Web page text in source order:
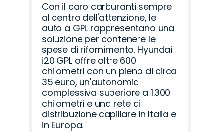
Con il caro carburanti sempre
al centro dell'attenzione, le
auto a GPL rappresentano una
soluzione per contenere le
spese di rifornimento. Hyundai
i20 GPL offre oltre 600
chilometri con un pieno di circa
35 euro, un'autonomia
complessiva superiore a 1.300
chilometri e una rete di
distribuzione capillare in Italia e
in Europa.